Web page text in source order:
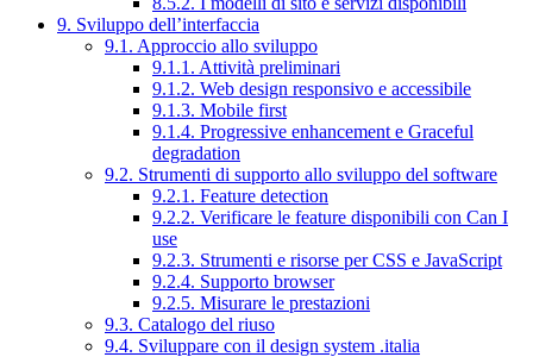
9. Sviluppo dell’interfaccia
9.1. Approccio allo sviluppo
9.1.1. Attività preliminari
9.1.2. Web design responsivo e accessibile
9.1.3. Mobile first
9.1.4. Progressive enhancement e Graceful
degradation
9.2. Strumenti di supporto allo sviluppo del software
9.2.1. Feature detection
9.2.2. Verificare le feature disponibili con Can I
use
9.2.3. Strumenti e risorse per CSS e JavaScript
9.2.4. Supporto browser
9.2.5. Misurare le prestazioni
9.3. Catalogo del riuso
9.4. Sviluppare con il design system .italia